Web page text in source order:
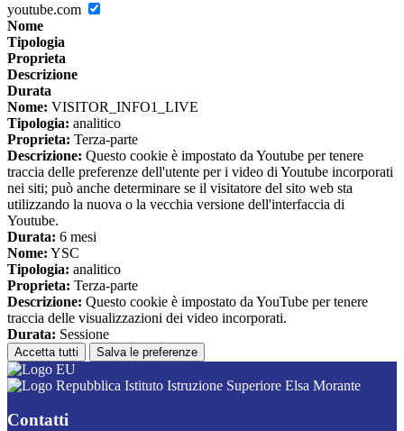
youtube.com
Nome
Tipologia
Proprieta
Descrizione
Durata
Nome: VISITOR_INFO1_LIVE
Tipologia: analitico
Proprieta: Terza-parte
Descrizione: Questo cookie è impostato da Youtube per tenere
traccia delle preferenze dell'utente per i video di Youtube incorporati
nei siti; può anche determinare se il visitatore del sito web sta
utilizzando la nuova o la vecchia versione dell'interfaccia di
Youtube.
Durata: 6 mesi
Nome: YSC
Tipologia: analitico
Proprieta: Terza-parte
Descrizione: Questo cookie è impostato da YouTube per tenere
traccia delle visualizzazioni dei video incorporati.
Durata: Sessione
Accetta tutti Salva le preferenze
Istituto Istruzione Superiore Elsa Morante
Contatti